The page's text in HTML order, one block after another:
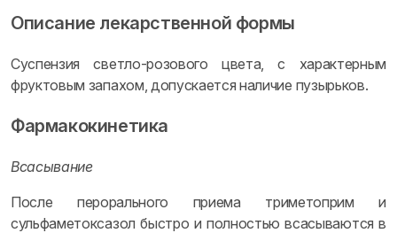
Описание лекарственной формы
Суспензия светло-розового цвета, с характерным
фруктовым запахом, допускается наличие пузырьков.
Фармакокинетика
Всасывание
После перорального приема триметоприм и
сульфаметоксазол быстро и полностью всасываются в